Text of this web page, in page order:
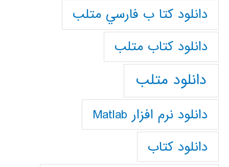
دانلود كتا ب فارسي متلب
دانلود كتاب متلب
دانلود متلب
دانلود نرم افزار Matlab
دانلود کتاب